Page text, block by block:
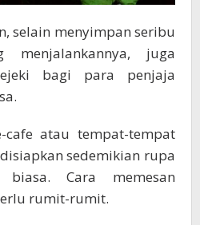
selain menyimpan seribu
juga
bagi para penjaja
atau tempat-tempat
sedemikian rupa
Cara memesan
rumit-rumit.